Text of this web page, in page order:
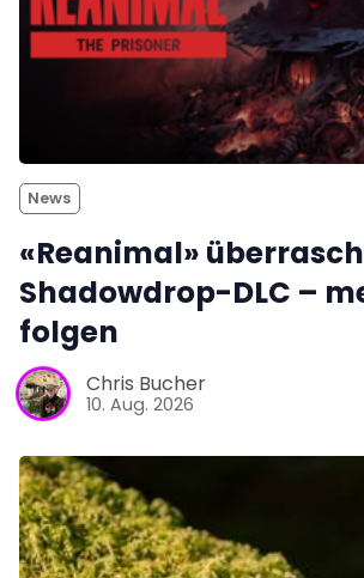
News
«Reanimal»
Shadowdrop-DLC –
folgen
Chris Bucher
10. Aug. 2026